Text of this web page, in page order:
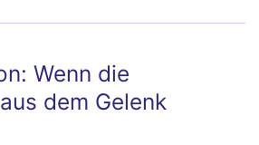
Wenn die
dem Gelenk